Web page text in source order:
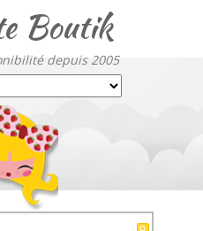
Boutik
depuis 2005